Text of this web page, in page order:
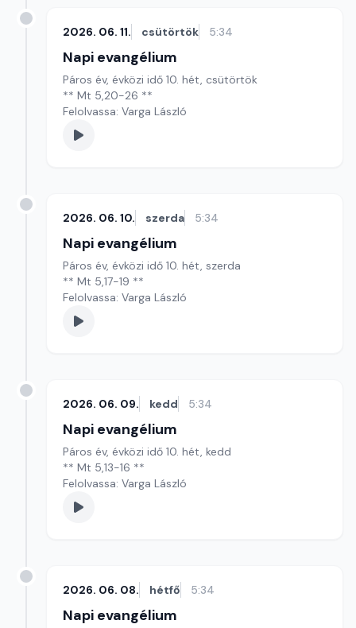
2026. 06. 11. csütörtök 5:34
Napi evangélium
Páros év, évközi idő 10. hét, csütörtök
** Mt 5,20-26 **
Felolvassa: Varga László
2026. 06. 10. szerda 5:34
Napi evangélium
Páros év, évközi idő 10. hét, szerda
** Mt 5,17-19 **
Felolvassa: Varga László
2026. 06. 09. kedd 5:34
Napi evangélium
Páros év, évközi idő 10. hét, kedd
** Mt 5,13-16 **
Felolvassa: Varga László
2026. 06. 08. hétfő 5:34
Napi evangélium